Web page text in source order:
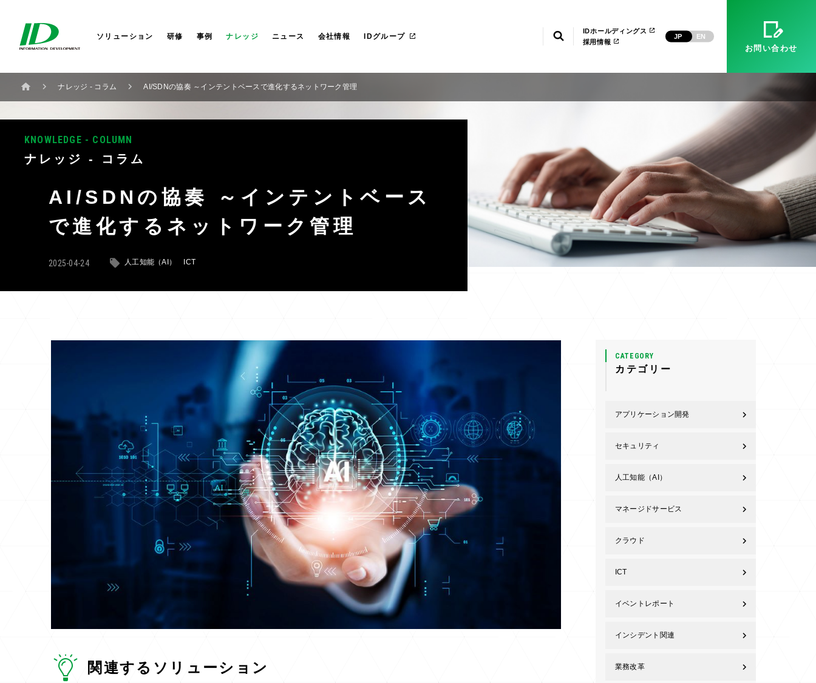
ソリューション 研修 事例 ナレッジ ニュース 会社情報 IDグループ
IDホールディングス
採用情報
JP EN
お問い合わせ
検索
研修サービス
ITIL®4リーダー DITS コラム お役立ち資料ダウンロード
コーポレートガバナンス 電子公告
IDシンガポール
ナレッジ - コラム AI/SDNの協奏 ～インテントベースで進化するネットワーク管理
KNOWLEDGE - COLUMN
ナレッジ - コラム
AI/SDNの協奏 ～インテントベース
で進化するネットワーク管理
2025-04-24 人工知能（AI） ICT
関連するソリューション
CATEGORY
カテゴリー
アプリケーション開発
セキュリティ
人工知能（AI）
マネージドサービス
クラウド
ICT
イベントレポート
インシデント関連
業務改革